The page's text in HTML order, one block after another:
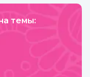
и
благодаря
темы: